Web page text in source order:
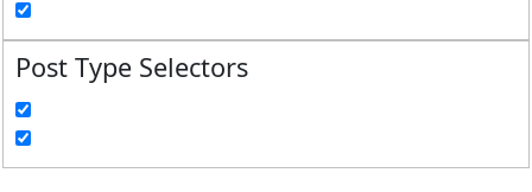
Post Type Selectors